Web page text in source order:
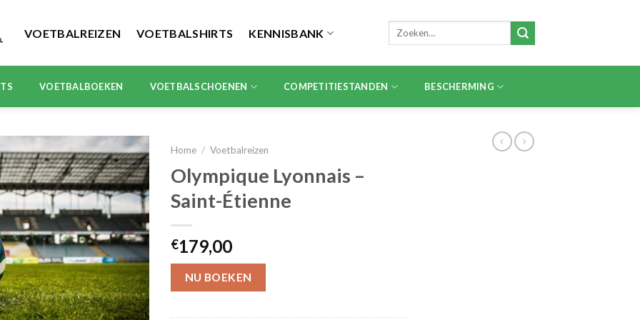
VOETBALREIZEN VOETBALSHIRTS KENNISBANK
Zoeken
VOETBALBOEKEN VOETBALSCHOENEN COMPETITIESTANDEN BESCHERMING
Home / Voetbalreizen
Olympique Lyonnais –
Saint-Étienne
€179,00
NU BOEKEN